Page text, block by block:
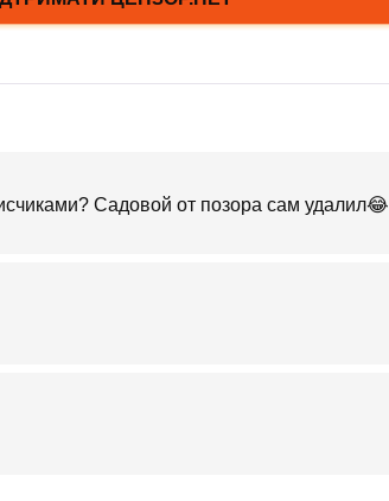
Садовой от позора сам удалил😂